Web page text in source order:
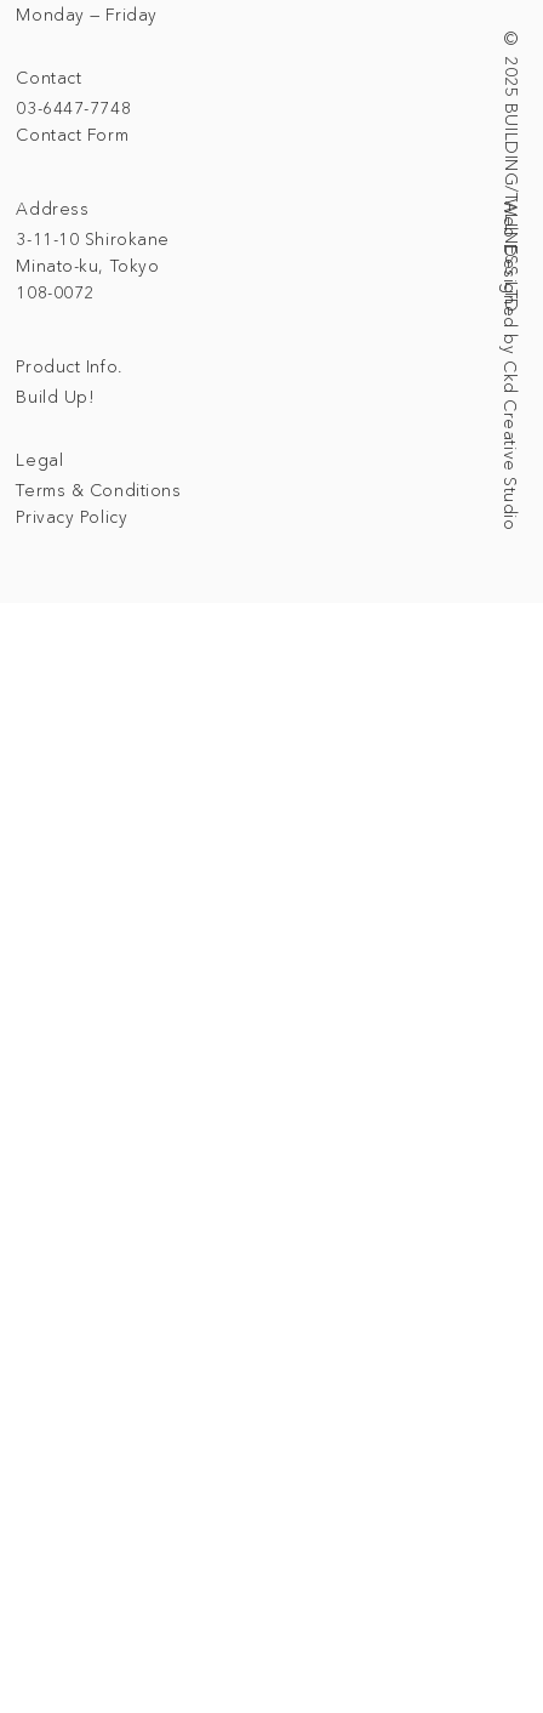
Address
3-11-10 Shirokane
Minato-ku, Tokyo
108-0072
© 2025 BUILDING/TALLNESS LTD.
Web Designed by Ckd Creative Studio
Contact
03-6447-7748
Contact Form
Monday — Friday
Legal
Terms & Conditions
Privacy Policy
Product Info.
Build Up!